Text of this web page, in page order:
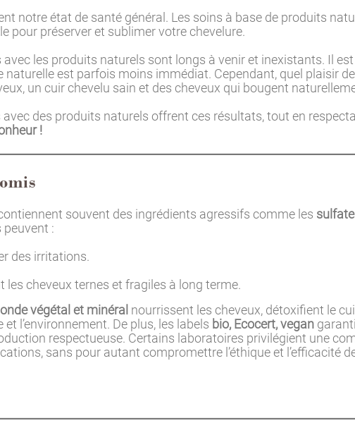
notre état de santé général. Les soins à base de produits
pour préserver et sublimer votre chevelure.
les produits naturels sont longs à venir et inexistants. Il
naturelle est parfois moins immédiat. Cependant, quel plaisir de
un cuir chevelu sain et des cheveux qui bougent
des produits naturels offrent ces résultats, tout en
!
souvent des ingrédients agressifs comme les
peuvent :
des irritations.
les cheveux ternes et fragiles à long terme.
végétal et minéral nourrissent les cheveux, détoxifient le
l’environnement. De plus, les labels bio, Ecocert, vegan
respectueuse. Certains laboratoires privilégient une
sans pour autant compromettre l’éthique et l’efficacité